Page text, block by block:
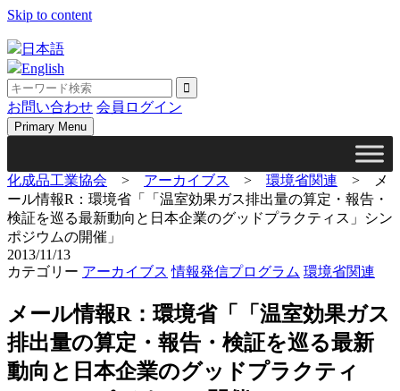
Skip to content
日本語
English
お問い合わせ 会員ログイン
Primary Menu
化成品工業協会 > アーカイブス > 環境省関連 >
メ
ール情報R：環境省「「温室効果ガス排出量の算定・報告・
検証を巡る最新動向と日本企業のグッドプラクティス」シン
ポジウムの開催」
2013/11/13
カテゴリー アーカイブス 情報発信プログラム 環境省関連
メール情報R：環境省「「温室効果ガス
排出量の算定・報告・検証を巡る最新
動向と日本企業のグッドプラクティ